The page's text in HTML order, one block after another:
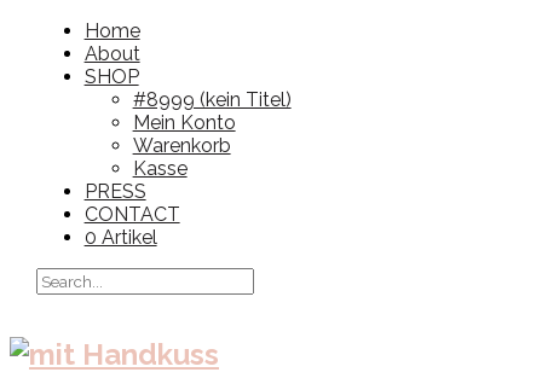
Home
About
SHOP
#8999 (kein Titel)
Mein Konto
Warenkorb
Kasse
PRESS
CONTACT
0 Artikel